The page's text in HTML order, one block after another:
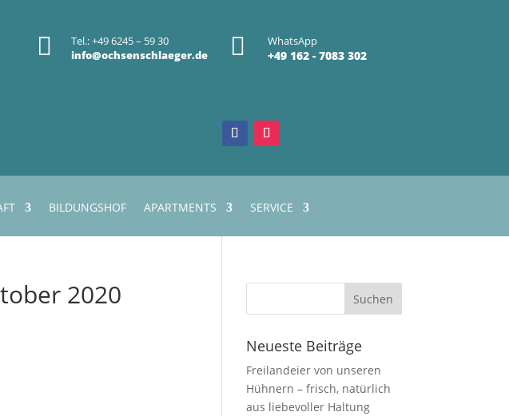

Tel.: +49 6245 – 59 30
info@ochsenschlaeger.de
 WhatsApp
+49 162 - 7083 302
BILDUNGSHOF APARTMENTS SERVICE
2020
Neueste Beiträge
Freilandeier von unseren
Hühnern – frisch, natürlich
aus liebevoller Haltung